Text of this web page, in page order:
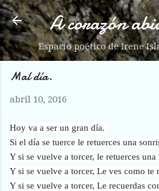
Ir al contenido
A corazón
Espacio poético de Irene
Mal día.
abril 10, 2016
Hoy va a ser un gran día.
Si el día se tuerce le retuerces una
Y si se vuelve a torcer, le retuerces una
Y si se vuelve a torcer, Le ves como te
Y si se vuelve a torcer, Le recuerdas